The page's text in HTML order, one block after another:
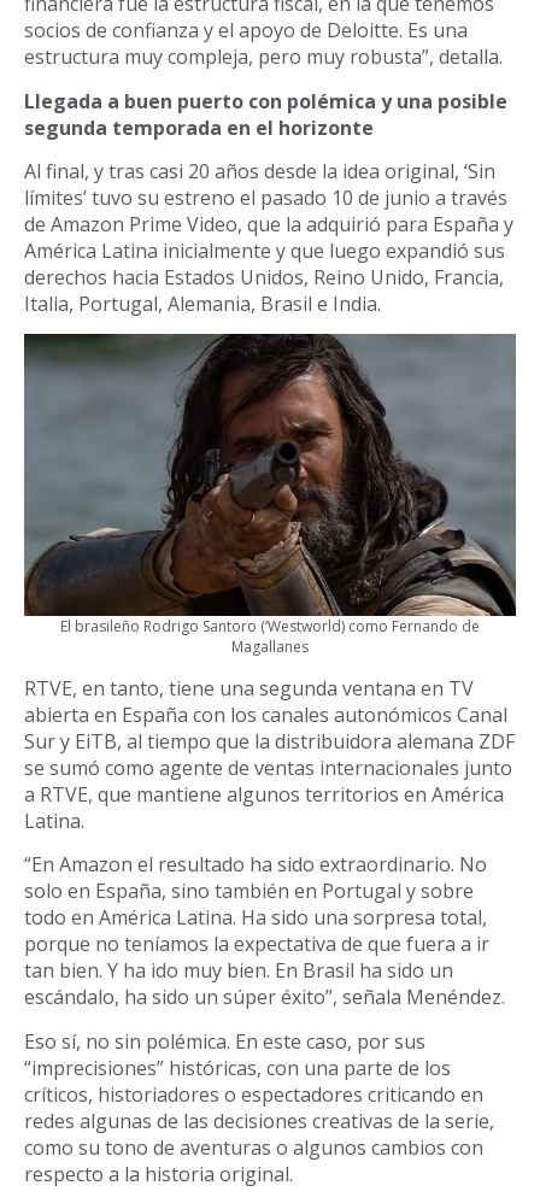
socios de confianza y el apoyo de Deloitte. Es una
estructura muy compleja, pero muy robusta”, detalla.
Llegada a buen puerto con polémica y una posible
segunda temporada en el horizonte
Al final, y tras casi 20 años desde la idea original, ‘Sin
límites’ tuvo su estreno el pasado 10 de junio a través
de Amazon Prime Video, que la adquirió para España y
América Latina inicialmente y que luego expandió sus
derechos hacia Estados Unidos, Reino Unido, Francia,
Italia, Portugal, Alemania, Brasil e India.
El brasileño Rodrigo Santoro (‘Westworld) como Fernando de
Magallanes
RTVE, en tanto, tiene una segunda ventana en TV
abierta en España con los canales autonómicos Canal
Sur y EiTB, al tiempo que la distribuidora alemana ZDF
se sumó como agente de ventas internacionales junto
a RTVE, que mantiene algunos territorios en América
Latina.
“En Amazon el resultado ha sido extraordinario. No
solo en España, sino también en Portugal y sobre
todo en América Latina. Ha sido una sorpresa total,
porque no teníamos la expectativa de que fuera a ir
tan bien. Y ha ido muy bien. En Brasil ha sido un
escándalo, ha sido un súper éxito”, señala Menéndez.
Eso sí, no sin polémica. En este caso, por sus
“imprecisiones” históricas, con una parte de los
críticos, historiadores o espectadores criticando en
redes algunas de las decisiones creativas de la serie,
como su tono de aventuras o algunos cambios con
respecto a la historia original.